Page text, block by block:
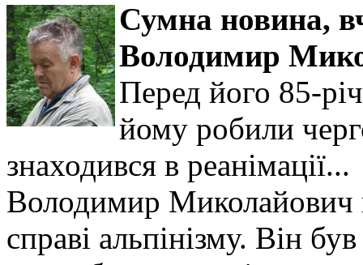
Сумна новина,
Володимир
Перед його 85-
йому робили
знаходився в реанімації...
Володимир Миколайович
справі альпінізму. Він